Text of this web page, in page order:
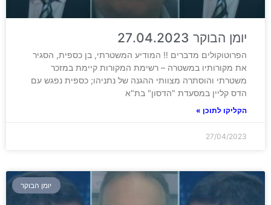
יומן הבוקר 27.04.2023
הפרוטוקולים מדברים ‼ המודיע המשטרתי, בן כספית, הסגיר
את מקורותיו במשטרה – רשימת המקורות קיימת במזכר
משטרתי והוסתרה מצוותי ההגנה של נתניהו; כספית נפגש עם
הדס קליין במסעדת "הדסון" בת"א
הקליקו לתוכן »
27/04/2023
יומן הבוקר